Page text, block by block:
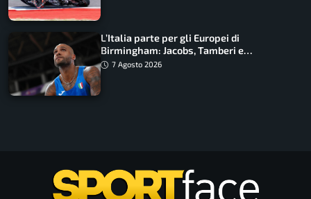
L’Italia parte per gli Europei di
Birmingham: Jacobs, Tamberi e
Battocletti guidano una spedizione
7 Agosto 2026